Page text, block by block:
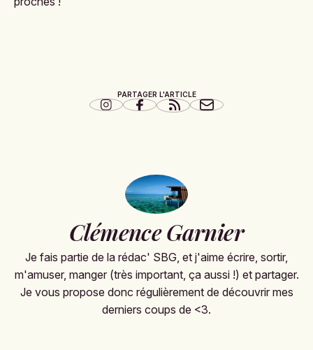
PARTAGER L'ARTICLE
Clémence Garnier
Je fais partie de la rédac' SBG, et j'aime écrire, sortir,
m'amuser, manger (très important, ça aussi !) et partager.
Je vous propose donc régulièrement de découvrir mes
derniers coups de <3.